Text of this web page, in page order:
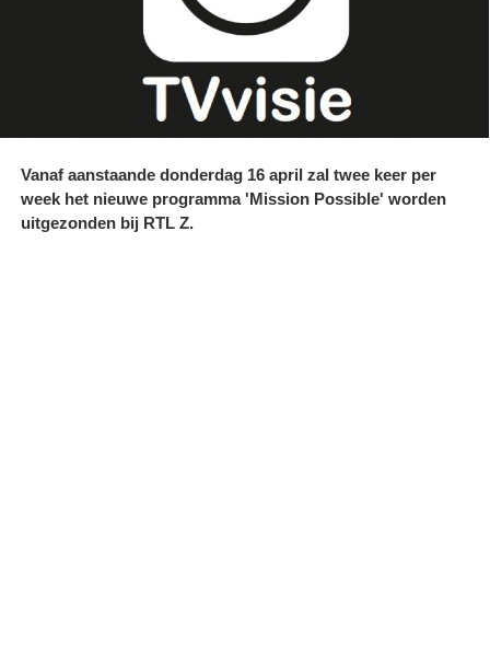
Vanaf aanstaande donderdag 16 april zal twee keer per
week het nieuwe programma 'Mission Possible' worden
uitgezonden bij RTL Z.